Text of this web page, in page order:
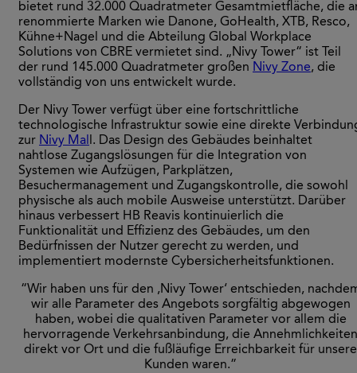
bietet rund 32.000 Quadratmeter Gesamtmietfläche, die
renommierte Marken wie Danone, GoHealth, XTB, Resco,
Kühne+Nagel und die Abteilung Global Workplace
Solutions von CBRE vermietet sind. „Nivy Tower“ ist Teil
der rund 145.000 Quadratmeter großen Nivy Zone, die
vollständig von uns entwickelt wurde.
Der Nivy Tower verfügt über eine fortschrittliche
technologische Infrastruktur sowie eine direkte
zur Nivy Mall. Das Design des Gebäudes beinhaltet
nahtlose Zugangslösungen für die Integration von
Systemen wie Aufzügen, Parkplätzen,
Besuchermanagement und Zugangskontrolle, die sowohl
physische als auch mobile Ausweise unterstützt. Darüber
hinaus verbessert HB Reavis kontinuierlich die
Funktionalität und Effizienz des Gebäudes, um den
Bedürfnissen der Nutzer gerecht zu werden, und
implementiert modernste Cybersicherheitsfunktionen.
“Wir haben uns für den ,Nivy Tower‘ entschieden,
wir alle Parameter des Angebots sorgfältig abgewogen
haben, wobei die qualitativen Parameter vor allem die
hervorragende Verkehrsanbindung, die Annehmlichkeiten
direkt vor Ort und die fußläufige Erreichbarkeit für unsere
Kunden waren.”